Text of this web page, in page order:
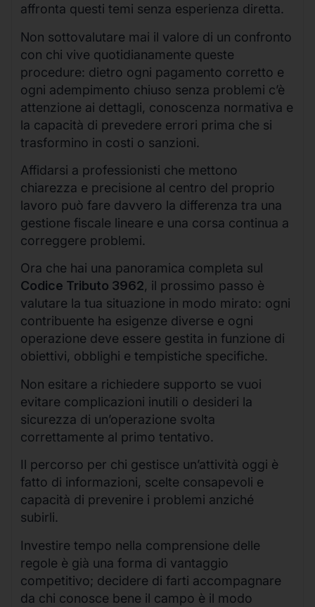
affronta questi temi senza esperienza diretta.
Non sottovalutare mai il valore di un confronto
con chi vive quotidianamente queste
procedure: dietro ogni pagamento corretto e
ogni adempimento chiuso senza problemi c’è
attenzione ai dettagli, conoscenza normativa e
la capacità di prevedere errori prima che si
trasformino in costi o sanzioni.
Affidarsi a professionisti che mettono
chiarezza e precisione al centro del proprio
lavoro può fare davvero la differenza tra una
gestione fiscale lineare e una corsa continua a
correggere problemi.
Ora che hai una panoramica completa sul
Codice Tributo 3962, il prossimo passo è
valutare la tua situazione in modo mirato: ogni
contribuente ha esigenze diverse e ogni
operazione deve essere gestita in funzione di
obiettivi, obblighi e tempistiche specifiche.
Non esitare a richiedere supporto se vuoi
evitare complicazioni inutili o desideri la
sicurezza di un’operazione svolta
correttamente al primo tentativo.
Il percorso per chi gestisce un’attività oggi è
fatto di informazioni, scelte consapevoli e
capacità di prevenire i problemi anziché
subirli.
Investire tempo nella comprensione delle
regole è già una forma di vantaggio
competitivo; decidere di farti accompagnare
da chi conosce bene il campo è il modo